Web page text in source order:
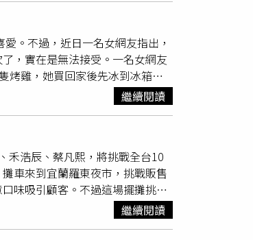
？」、「俗話說要征服一個男人
女兒學起來」、「果真是下得了
來千萬別煮年夜飯，過年醫院人
久造成的，「有可能是這個滑蛋
鮮的蛤蜊半夜直接掛急診」、
能引起食物中毒的毒素」、「我
率比較高，其他有煮熟還好頂多
。不過，近日一名女網友指出，
，實在是無法接受。一名女網友
烤雞，她買回家後先冰到冰箱，
晚餐食用時一刀剪開雞胸，竟然噴
的雞已不是第一次，正是因為有
、或是溫度不夠，卻突然頓悟
好，還是什麼原因？」事後原PO
友買到冒血的烤雞。（圖／
烤1.5小時，就算全生雞也會被烤
要熟食」、「買過一次，肉沒熟
的烤雞，隔天
繼續閱讀
禾浩辰、蔡凡熙，將挑戰全台10
車來到宜蘭羅東夜市，挑戰販售
味吸引顧客。不過這場擺攤挑戰
一開始壓力有點大。（圖／三立
主們在製作過程中忽略了醒麵的
繼續閱讀